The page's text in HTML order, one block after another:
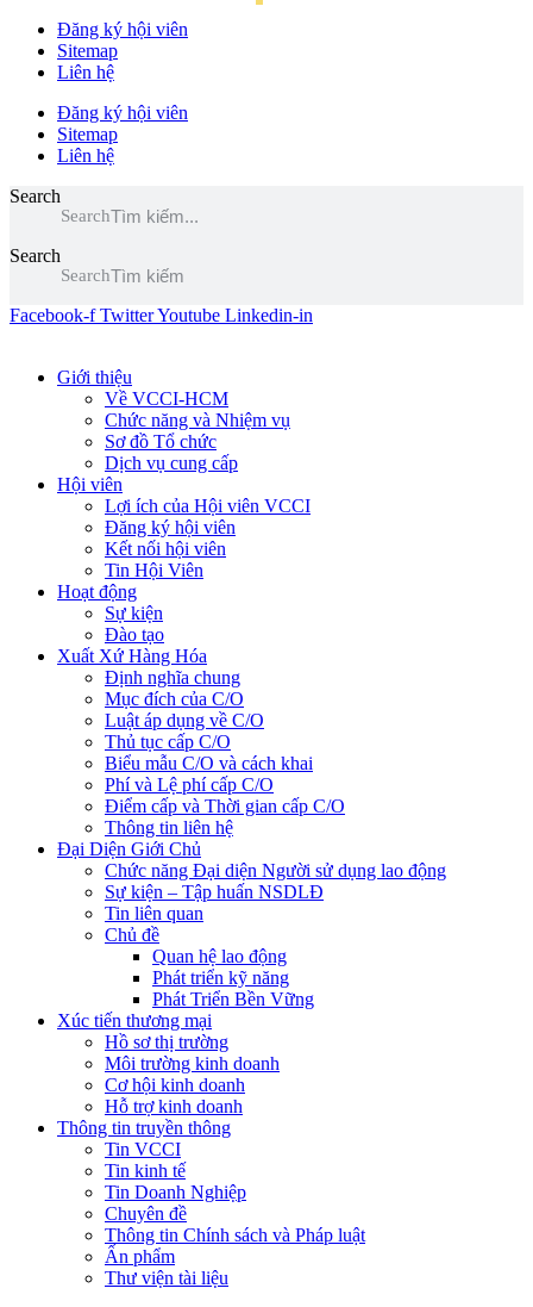
Đăng ký hội viên
Sitemap
Liên hệ
Đăng ký hội viên
Sitemap
Liên hệ
Search
Search
Search
Search
Facebook-f TwitterYoutube Linkedin-in
Giới thiệu
Về VCCI-HCM
Chức năng và Nhiệm vụ
Sơ đồ Tổ chức
Dịch vụ cung cấp
Hội viên
Lợi ích của Hội viên VCCI
Đăng ký hội viên
Kết nối hội viên
Tin Hội Viên
Hoạt động
Sự kiện
Đào tạo
Xuất Xứ Hàng Hóa
Định nghĩa chung
Mục đích của C/O
Luật áp dụng về C/O
Thủ tục cấp C/O
Biểu mẫu C/O và cách khai
Phí và Lệ phí cấp C/O
Điểm cấp và Thời gian cấp C/O
Thông tin liên hệ
Đại Diện Giới Chủ
Chức năng Đại diện Người sử dụng lao động
Sự kiện – Tập huấn NSDLĐ
Tin liên quan
Chủ đề
Quan hệ lao động
Phát triển kỹ năng
Phát Triển Bền Vững
Xúc tiến thương mại
Hồ sơ thị trường
Môi trường kinh doanh
Cơ hội kinh doanh
Hỗ trợ kinh doanh
Thông tin truyền thông
Tin VCCI
Tin kinh tế
Tin Doanh Nghiệp
Chuyên đề
Thông tin Chính sách và Pháp luật
Ấn phẩm
Thư viện tài liệu